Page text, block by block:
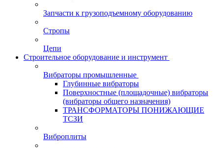
Запчасти к грузоподъемному оборудованию
Стропы
Цепи
Строительное оборудование и инструмент
Вибраторы промышленные
Глубинные вибраторы
Поверхностные (площадочные) вибраторы
(вибраторы общего назначения)
ТРАНСФОРМАТОРЫ ПОНИЖАЮЩИЕ
ТСЗИ
Виброплиты